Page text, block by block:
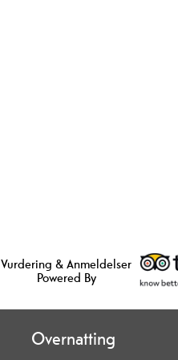
Vurdering & Anmeldelser
Powered By
Overnatting